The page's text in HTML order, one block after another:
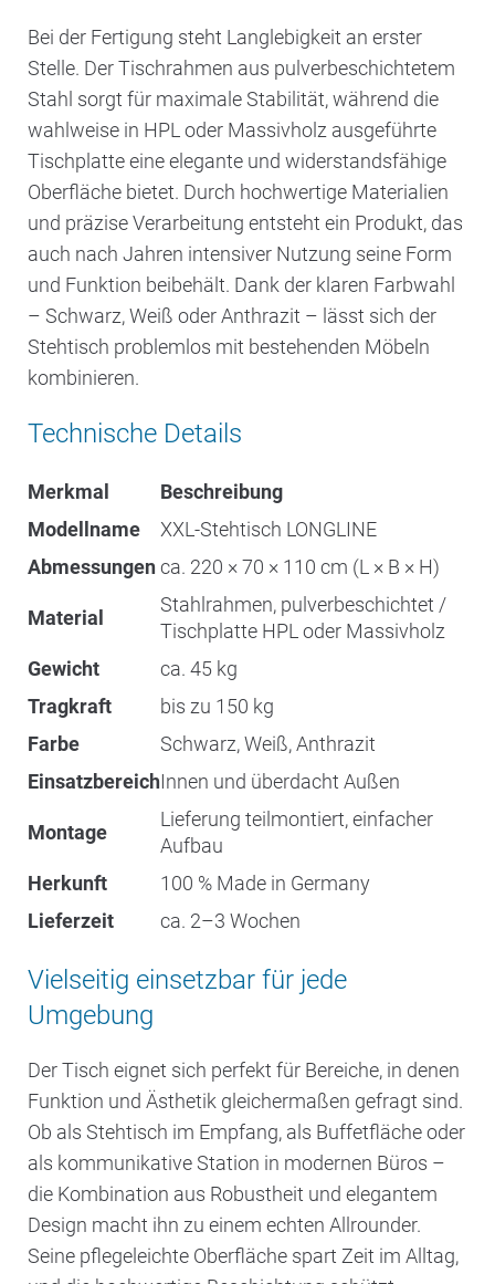
Bei der Fertigung steht Langlebigkeit an erster
Stelle. Der Tischrahmen aus pulverbeschichtetem
Stahl sorgt für maximale Stabilität, während die
wahlweise in HPL oder Massivholz ausgeführte
Tischplatte eine elegante und widerstandsfähige
Oberfläche bietet. Durch hochwertige Materialien
und präzise Verarbeitung entsteht ein Produkt, das
auch nach Jahren intensiver Nutzung seine Form
und Funktion beibehält. Dank der klaren Farbwahl
– Schwarz, Weiß oder Anthrazit – lässt sich der
Stehtisch problemlos mit bestehenden Möbeln
kombinieren.
Technische Details
Merkmal
Beschreibung
Modellname
XXL-Stehtisch LONGLINE
Abmessungenca. 220 × 70 × 110 cm (L × B × H)
Material
Stahlrahmen, pulverbeschichtet /
Tischplatte HPL oder Massivholz
Gewicht
ca. 45 kg
Tragkraft
bis zu 150 kg
Farbe
Schwarz, Weiß, Anthrazit
EinsatzbereichInnen und überdacht Außen
Montage
Lieferung teilmontiert, einfacher
Aufbau
Herkunft
100 % Made in Germany
Lieferzeit
ca. 2–3 Wochen
Vielseitig einsetzbar für jede
Umgebung
Der Tisch eignet sich perfekt für Bereiche, in denen
Funktion und Ästhetik gleichermaßen gefragt sind.
Ob als Stehtisch im Empfang, als Buffetfläche oder
als kommunikative Station in modernen Büros –
die Kombination aus Robustheit und elegantem
Design macht ihn zu einem echten Allrounder.
Seine pflegeleichte Oberfläche spart Zeit im Alltag,